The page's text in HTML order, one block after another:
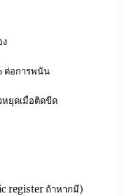
ต่อการพนัน
ยุดเมื่อติดขีด
register ถ้าหากมี)